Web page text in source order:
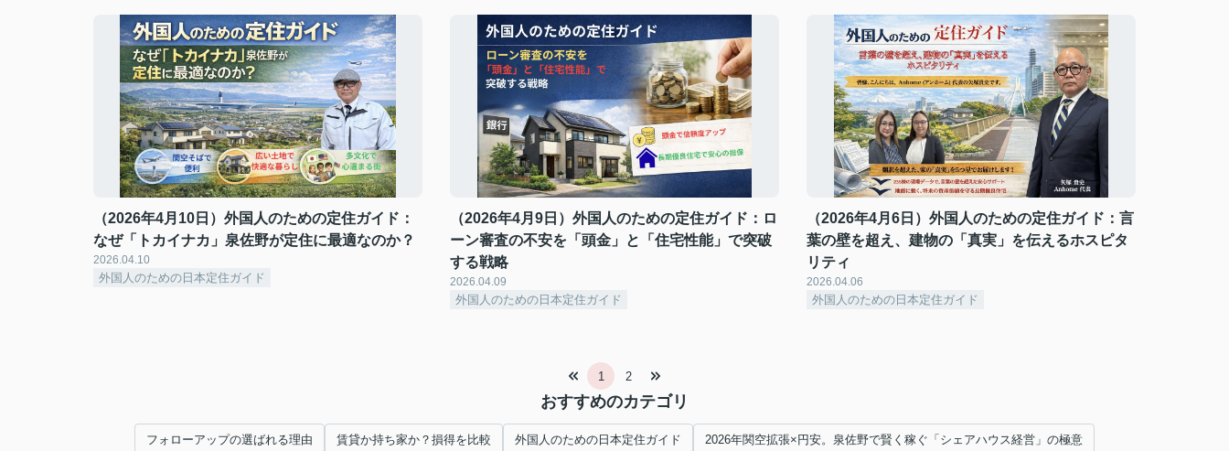
（2026年4月10日）外国人のための定住ガイド：
なぜ「トカイナカ」泉佐野が定住に最適なのか？
2026.04.10
外国人のための日本定住ガイド
（2026年4月9日）外国人のための定住ガイド：ロ
ーン審査の不安を「頭金」と「住宅性能」で突破
する戦略
2026.04.09
外国人のための日本定住ガイド
（2026年4月6日）外国人のための定住ガイド：言
葉の壁を超え、建物の「真実」を伝えるホスピタ
リティ
2026.04.06
外国人のための日本定住ガイド
1 2
おすすめのカテゴリ
フォローアップの選ばれる理由 賃貸か持ち家か？損得を比較 外国人のための日本定住ガイド 2026年関空拡張×円安。泉佐野で賢く稼ぐ「シェアハウス経営」の極意